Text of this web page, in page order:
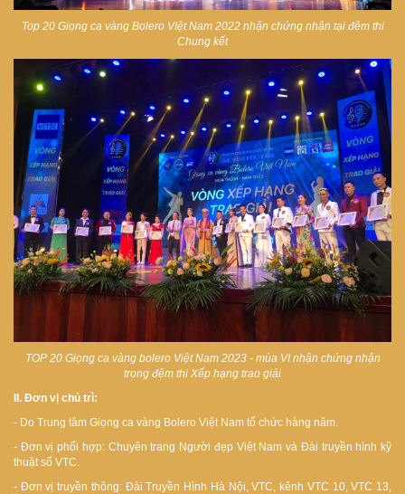
Top 20 Giọng ca vàng Bolero VIệt Nam 2022 nhận chứng nhận tại đêm thi
Chung kết
TOP 20 Giọng ca vàng bolero Việt Nam 2023 - mùa VI nhận chứng nhận
trong đêm thi Xếp hạng trao giải
II. Đơn vị chủ trì:
- Do Trung tâm Giọng ca vàng Bolero Việt Nam tổ chức hàng năm.
- Đơn vị phối hợp: Chuyên trang Người đẹp Việt Nam và Đài truyền hình kỹ
thuật số VTC.
- Đơn vị truyền thông: Đài Truyền Hình Hà Nội, VTC, kênh VTC 10, VTC 13,